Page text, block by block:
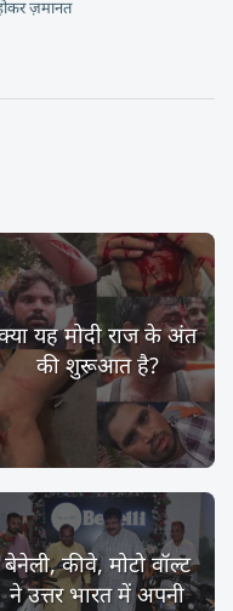
ज़मानत
यह मोदी राज के अंत
की शुरूआत है?
बेनेली, कीवे, मोटो वॉल्ट
ने उत्तर भारत में अपनी